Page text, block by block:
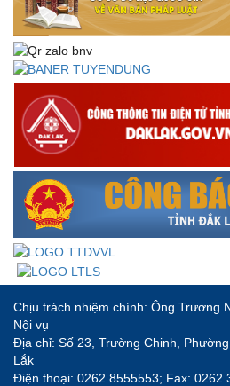
thi dân vận khéo năm 2023
Chịu trách nhiệm chính: Ông Trương
Nội vụ
Địa chỉ: Số 23, Trường Chinh,
Lắk
Điện thoại: 0262.8555553; Fax: